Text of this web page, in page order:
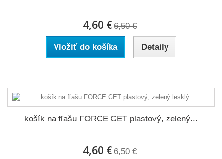
4,60 € 6,50 €
Vložiť do košíka Detaily
košík na fľašu FORCE GET plastový, zelený...
4,60 € 6,50 €